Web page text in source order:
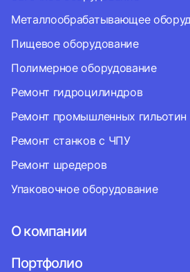
Металлообрабатывающее
Пищевое оборудование
Полимерное оборудование
Ремонт гидроцилиндров
Ремонт промышленных гильотин
Ремонт станков с ЧПУ
Ремонт шредеров
Упаковочное оборудование
О компании
Портфолио